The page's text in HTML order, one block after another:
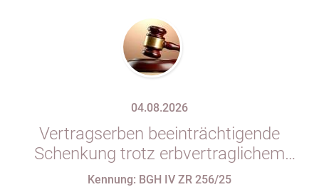
04.08.2026
Vertragserben beeinträchtigende
Schenkung trotz erbvertraglichem
Rücktrittsvorbehalt
Kennung: BGH IV ZR 256/25